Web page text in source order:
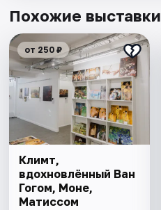
Похожие выставки
от 250 ₽
Климт,
вдохновлённый Ван
Гогом, Моне,
Матиссом